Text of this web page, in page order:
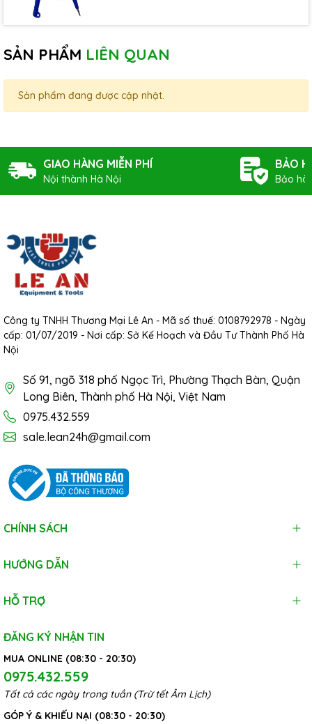
SẢN PHẨM LIÊN QUAN
Sản phẩm đang được cập nhật.
GIAO HÀNG MIỄN PHÍ
Nội thành Hà Nội
BẢO
Bảo
Công ty TNHH Thương Mại Lê An - Mã số thuế: 0108792978 - Ngày
cấp: 01/07/2019 - Nơi cấp: Sở Kế Hoạch và Đầu Tư Thành Phố Hà
Nội
Số 91, ngõ 318 phố Ngọc Trì, Phường Thạch Bàn, Quận
Long Biên, Thành phố Hà Nội, Việt Nam
0975.432.559
sale.lean24h@gmail.com
CHÍNH SÁCH
HƯỚNG DẪN
HỖ TRỢ
ĐĂNG KÝ NHẬN TIN
MUA ONLINE (08:30 - 20:30)
0975.432.559
Tất cả các ngày trong tuần (Trừ tết Âm Lịch)
GÓP Ý & KHIẾU NẠI (08:30 - 20:30)